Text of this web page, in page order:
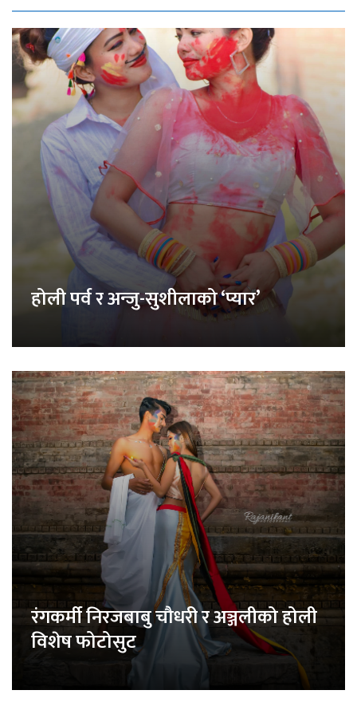
होली पर्व र अन्जु-सुशीलाको ‘प्यार’
रंगकर्मी निरजबाबु चौधरी र अञ्जलीको होली
विशेष फोटोसुट